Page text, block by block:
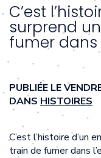
C’est
surprend
fumer dans
PUBLIÉE LE
DANS HISTOIRES
C’est l’histoire d’un
train de fumer dans